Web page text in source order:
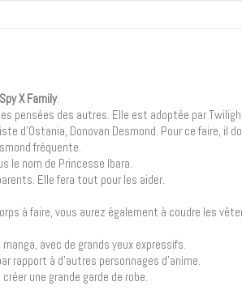
Spy X Family.
pensées des autres. Elle est adoptée par
d’Ostania, Donovan Desmond. Pour ce faire, il
fréquente.
le nom de Princesse Ibara.
Elle fera tout pour les aider.
à faire, vous aurez également à coudre les
avec de grands yeux expressifs.
rapport à d’autres personnages d’anime.
une grande garde de robe.